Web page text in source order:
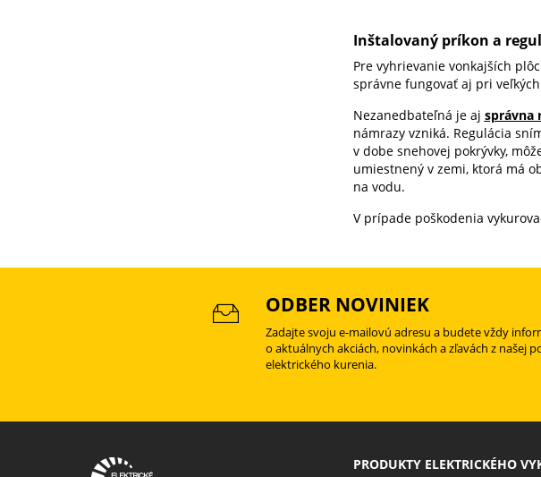
Inštalovaný príkon a
Pre vyhrievanie vonkajších
správne fungovať aj pri
Nezanedbateľná je aj správna
námrazy vzniká. Regulácia
v dobe snehovej pokrývky,
umiestnený v zemi, ktorá má
na vodu.
V prípade poškodenia
ODBER NOVINIEK
Zadajte svoju e-mailovú adresu a budete vždy
o aktuálnych akciách, novinkách a zľavách z našej
elektrického kurenia.
PRODUKTY ELEKTRICKÉHO